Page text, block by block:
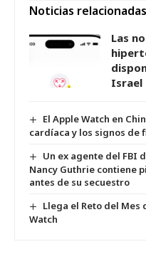
Noticias relacionadas
Las
Israel
El Apple Watch en
cardíaca y los signos
Un ex agente del FBI
Nancy Guthrie contiene
antes de su secuestro
Llega el Reto del Mes
Watch